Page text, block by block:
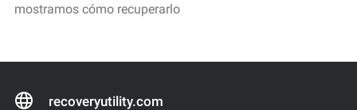
mostramos cómo recuperarlo
recoveryutility.com